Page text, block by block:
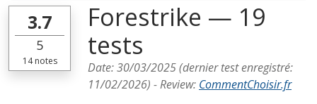
3.7
5
14notes
Forestrike — 19
tests
Date:30/03/2025(dernier test enregistré:
11/02/2026) -Review: CommentChoisir.fr